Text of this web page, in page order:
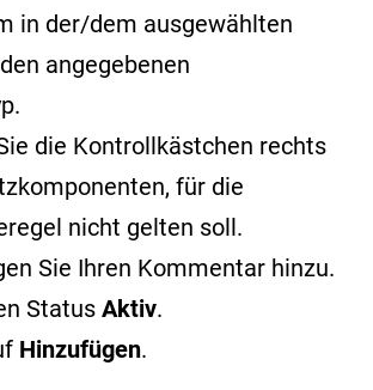
in der/dem ausgewählten
angegebenen
die Kontrollkästchen rechts
für die
nicht gelten soll.
Sie Ihren Kommentar hinzu.
Status Aktiv.
Hinzufügen.